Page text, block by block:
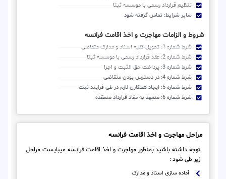
تنظیم قرارداد رسمی با موسسه ثبتا
سایر شرایط: تماس گرفته شود
شروط و الزامات مهاجرت و اخذ اقامت فرانسه
شرط شماره 1: تحویل کلیه اسناد و مدارک متقاضی
شرط شماره 2: عقد قرارداد رسمی با موسسه ثبتا
شرط شماره 3: پرداخت حق الثبت و اجرا
شرط شماره 4: در دسترس بودن متقاضی
شرط شماره 5: ایجاد همکاری لازم در طی فرایند ثبت
شرط شماره 6: متعهد به مفاد قرارداد منعقده
مراحل مهاجرت و اخذ اقامت فرانسه
توجه داشته باشید بمنظور مهاجرت و اخذ اقامت فرانسه میبایست مراحل
زیر طی شود :
آماده سازی اسناد و مدارک